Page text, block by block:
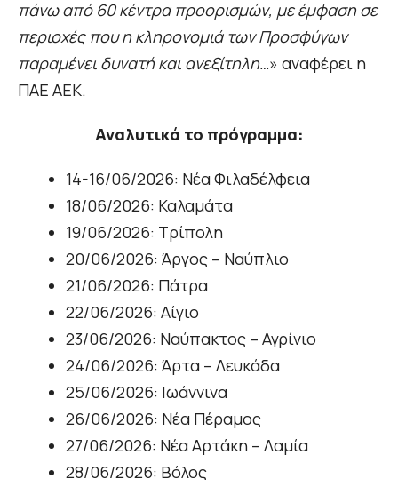
πάνω από 60 κέντρα προορισμών, με έμφαση σε
περιοχές που η κληρονομιά των Προσφύγων
παραμένει δυνατή και ανεξίτηλη…» αναφέρει η
ΠΑΕ ΑΕΚ.
Αναλυτικά το πρόγραμμα:
14-16/06/2026: Νέα Φιλαδέλφεια
18/06/2026: Καλαμάτα
19/06/2026: Τρίπολη
20/06/2026: Άργος – Ναύπλιο
21/06/2026: Πάτρα
22/06/2026: Αίγιο
23/06/2026: Ναύπακτος – Αγρίνιο
24/06/2026: Άρτα – Λευκάδα
25/06/2026: Ιωάννινα
26/06/2026: Νέα Πέραμος
27/06/2026: Νέα Αρτάκη – Λαμία
28/06/2026: Βόλος